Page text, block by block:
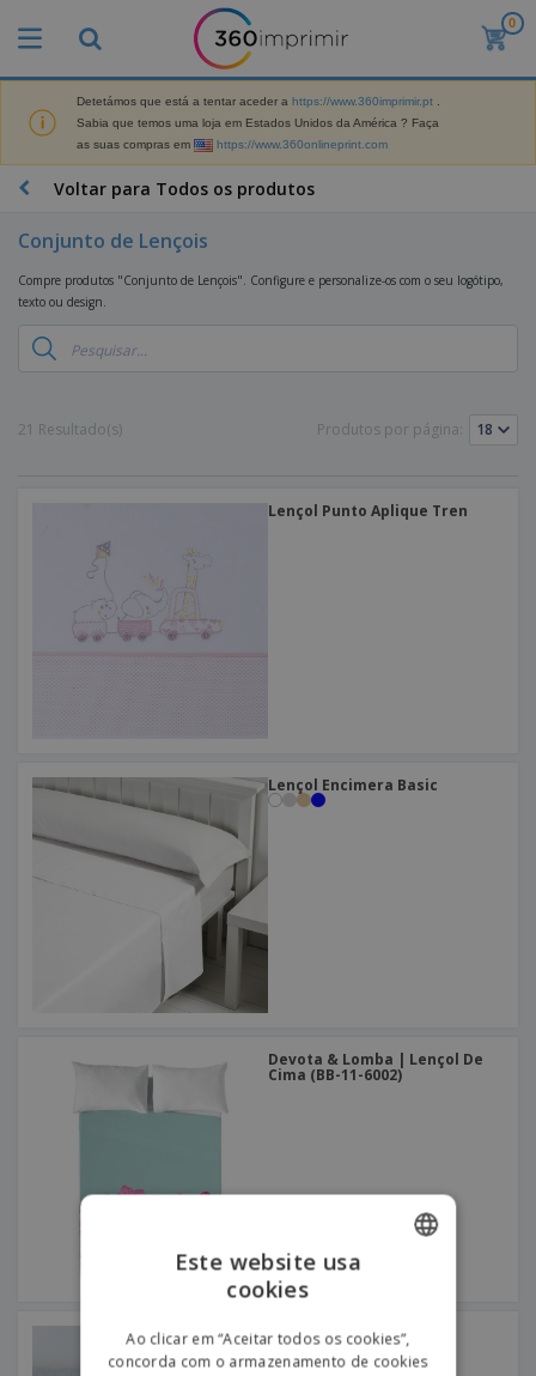
0
Detetámos que está a tentar aceder a https://www.360imprimir.pt
Sabia que temos uma loja em Estados Unidos da América ? Faça
as suas compras em
https://www.360onlineprint.com
Voltar para Todos os produtos
Conjunto de Lençois
Compre produtos "Conjunto de Lençois". Configure e personalize-os com o seu logótipo,
texto ou design.
21 Resultado(s) Produtos por página:
Lençol Punto Aplique Tren
Lençol Encimera Basic
Devota & Lomba | Lençol De
Cima (BB-11-6002)
Lençóis Flanela Shiborit
SPANISH
Este website usa
cookies
Ao clicar em “Aceitar todos os cookies”,
concorda com o armazenamento de cookies